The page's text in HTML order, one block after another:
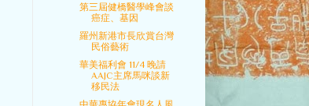
第三屆健橋醫學峰會談
癌症、基因
羅州新港市長欣賞台灣
民俗藝術
華美福利會 11/4 晚請
AAJC主席馬咪談新
移民法